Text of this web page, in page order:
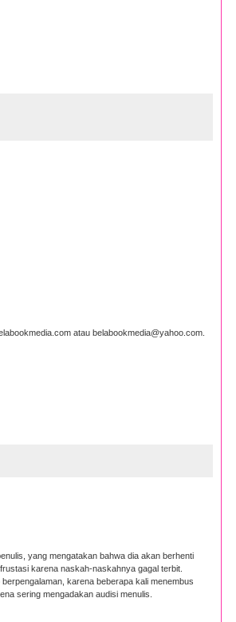
atau belabookmedia@yahoo.com.
yang mengatakan bahwa dia akan berhenti
karena naskah-naskahnya gagal terbit.
karena beberapa kali menembus
sering mengadakan audisi menulis.